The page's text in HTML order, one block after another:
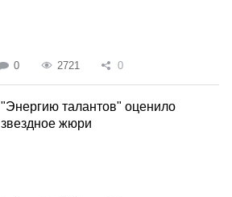
0 2721 0
"Энергию талантов" оценило
звездное жюри